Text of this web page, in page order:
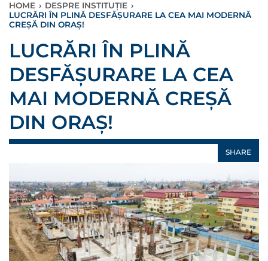
HOME › DESPRE INSTITUȚIE ›
LUCRĂRI ÎN PLINĂ DESFĂȘURARE LA CEA MAI MODERNĂ
CREȘĂ DIN ORAȘ!
LUCRĂRI ÎN PLINĂ
DESFĂȘURARE LA CEA
MAI MODERNĂ CREȘĂ
DIN ORAȘ!
SHARE